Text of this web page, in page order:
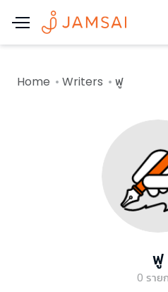
Home Writers ฟู
ฟู
0 ราย